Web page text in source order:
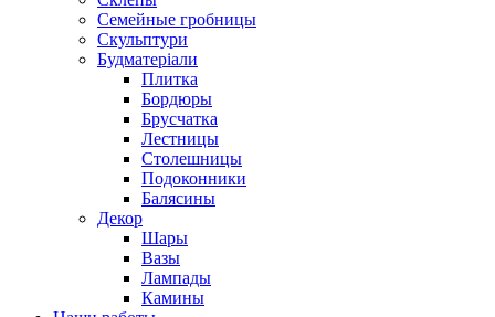
Семейные гробницы
Скульптури
Будматеріали
Плитка
Бордюры
Брусчатка
Лестницы
Столешницы
Подоконники
Балясины
Декор
Шары
Вазы
Лампады
Камины